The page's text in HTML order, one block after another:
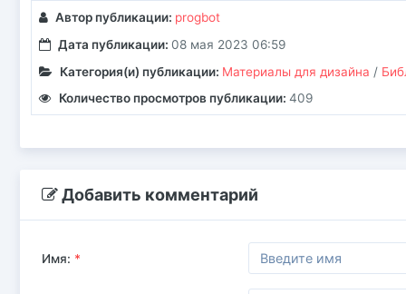
Автор публикации: progbot
Дата публикации: 08 мая 2023 06:59
Категория(и) публикации: Материалы для дизайна /
Количество просмотров публикации: 409
Добавить комментарий
Имя: *